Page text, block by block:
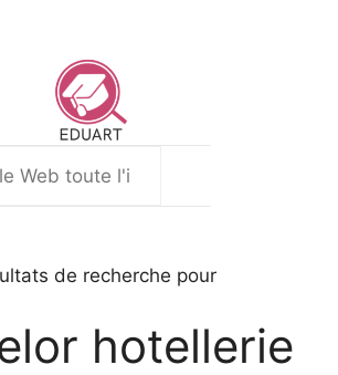
de recherche pour
hotellerie